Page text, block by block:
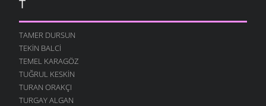
T
TAMER DURSUN
TEKIN BALCI
TEMEL KARAGÖZ
TUĞRUL KESKIN
TURAN ORAKÇI
TURGAY ALGAN